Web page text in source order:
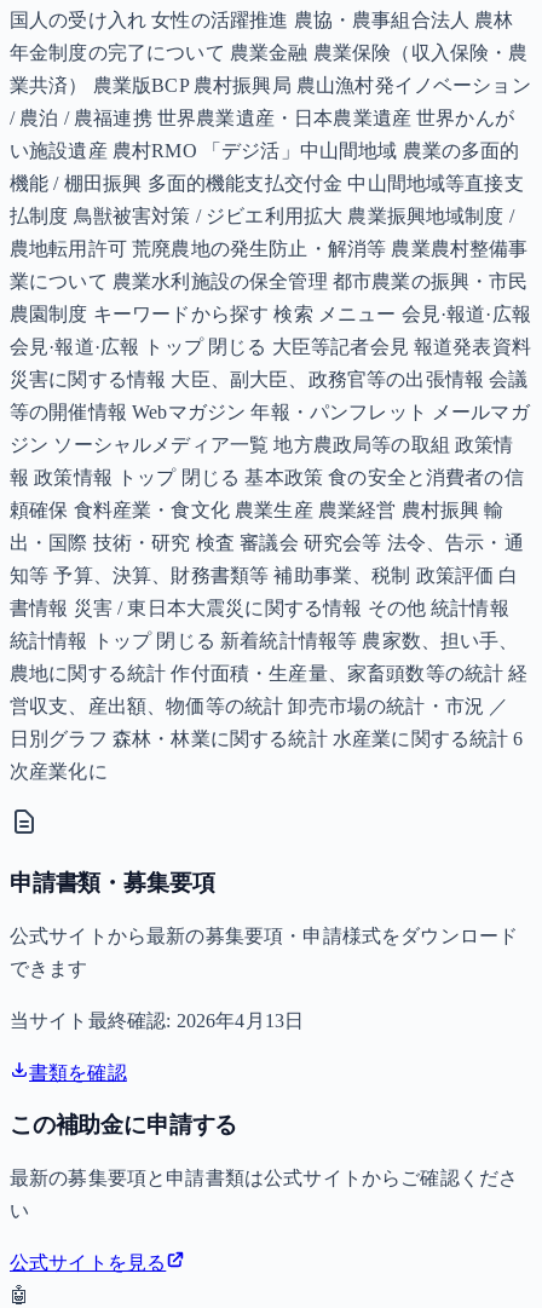
国人の受け入れ 女性の活躍推進 農協・農事組合法人 農林
年金制度の完了について 農業金融 農業保険（収入保険・農
業共済） 農業版BCP 農村振興局 農山漁村発イノベーション
/ 農泊 / 農福連携 世界農業遺産・日本農業遺産 世界かんが
い施設遺産 農村RMO 「デジ活」中山間地域 農業の多面的
機能 / 棚田振興 多面的機能支払交付金 中山間地域等直接支
払制度 鳥獣被害対策 / ジビエ利用拡大 農業振興地域制度 /
農地転用許可 荒廃農地の発生防止・解消等 農業農村整備事
業について 農業水利施設の保全管理 都市農業の振興・市民
農園制度 キーワードから探す 検索 メニュー 会見·報道·広報
会見·報道·広報 トップ 閉じる 大臣等記者会見 報道発表資料
災害に関する情報 大臣、副大臣、政務官等の出張情報 会議
等の開催情報 Webマガジン 年報・パンフレット メールマガ
ジン ソーシャルメディア一覧 地方農政局等の取組 政策情
報 政策情報 トップ 閉じる 基本政策 食の安全と消費者の信
頼確保 食料産業・食文化 農業生産 農業経営 農村振興 輸
出・国際 技術・研究 検査 審議会 研究会等 法令、告示・通
知等 予算、決算、財務書類等 補助事業、税制 政策評価 白
書情報 災害 / 東日本大震災に関する情報 その他 統計情報
統計情報 トップ 閉じる 新着統計情報等 農家数、担い手、
農地に関する統計 作付面積・生産量、家畜頭数等の統計 経
営収支、産出額、物価等の統計 卸売市場の統計・市況 ／
日別グラフ 森林・林業に関する統計 水産業に関する統計 6
次産業化に
申請書類・募集要項
公式サイトから最新の募集要項・申請様式をダウンロード
できます
当サイト最終確認: 2026年4月13日
書類を確認
この補助金に申請する
最新の募集要項と申請書類は公式サイトからご確認くださ
い
公式サイトを見る
🤖